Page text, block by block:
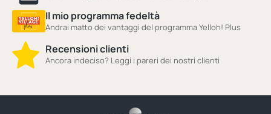
Il mio programma fedeltà
Andrai matto dei vantaggi del programma Yelloh! Plus
Recensioni clienti
Ancora indeciso? Leggi i pareri dei nostri clienti